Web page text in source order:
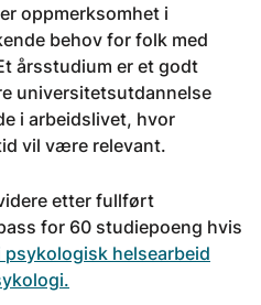
oppmerksomhet i
behov for folk med
årsstudium er et godt
universitetsutdannelse
i arbeidslivet, hvor
vil være relevant.
etter fullført
for 60 studiepoeng hvis
psykologisk helsearbeid